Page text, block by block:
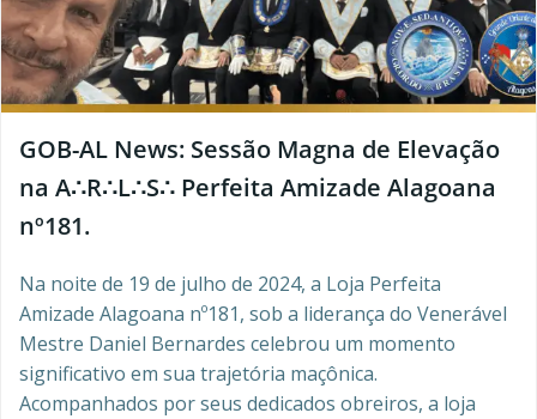
GOB-AL News: Sessão Magna de Elevação
na A∴R∴L∴S∴ Perfeita Amizade Alagoana
nº181.
Na noite de 19 de julho de 2024, a Loja Perfeita
Amizade Alagoana nº181, sob a liderança do Venerável
Mestre Daniel Bernardes celebrou um momento
significativo em sua trajetória maçônica.
Acompanhados por seus dedicados obreiros, a loja